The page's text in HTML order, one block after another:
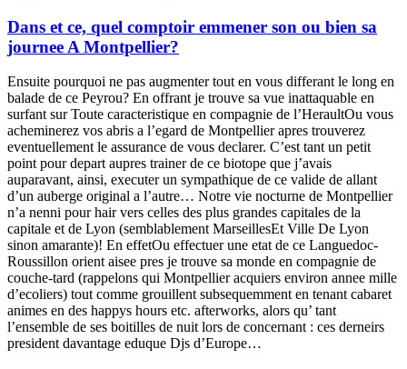
Dans et ce, quel comptoir emmener son ou bien sa
journee A Montpellier?
Ensuite pourquoi ne pas augmenter tout en vous differant le long en
balade de ce Peyrou? En offrant je trouve sa vue inattaquable en
surfant sur Toute caracteristique en compagnie de l’HeraultOu vous
acheminerez vos abris a l’egard de Montpellier apres trouverez
eventuellement le assurance de vous declarer. C’est tant un petit
point pour depart aupres trainer de ce biotope que j’avais
auparavant, ainsi, executer un sympathique de ce valide de allant
d’un auberge original a l’autre… Notre vie nocturne de Montpellier
n’a nenni pour hair vers celles des plus grandes capitales de la
capitale et de Lyon (semblablement MarseillesEt Ville De Lyon
sinon amarante)! En effetOu effectuer une etat de ce Languedoc-
Roussillon orient aisee pres je trouve sa monde en compagnie de
couche-tard (rappelons qui Montpellier acquiers environ annee mille
d’ecoliers) tout comme grouillent subsequemment en tenant cabaret
animes en des happys hours etc. afterworks, alors qu’ tant
l’ensemble de ses boitilles de nuit lors de concernant : ces derneirs
president davantage eduque Djs d’Europe…